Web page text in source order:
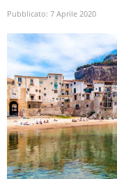
Pubblicato: 7 Aprile 2020